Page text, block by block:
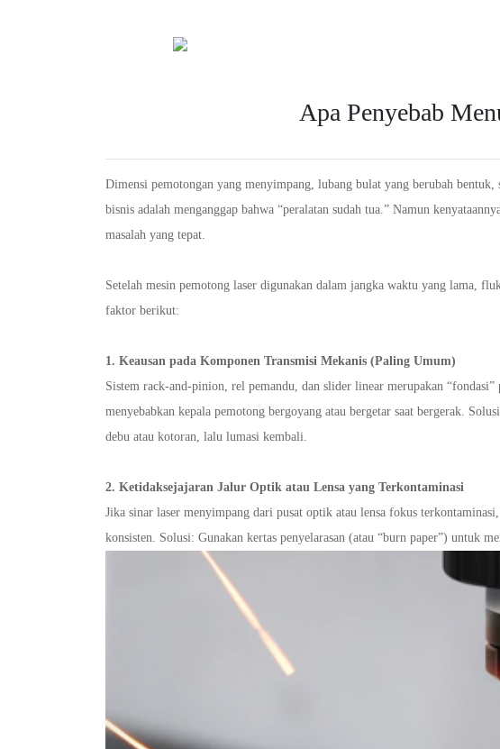
Apa Penyebab
Dimensi pemotongan yang menyimpang, lubang bulat yang berubah
bisnis adalah menganggap bahwa “peralatan sudah tua.” Namun
masalah yang tepat.
Setelah mesin pemotong laser digunakan dalam jangka waktu yang lama,
faktor berikut:
1. Keausan pada Komponen Transmisi Mekanis (Paling Umum)
Sistem rack-and-pinion, rel pemandu, dan slider linear merupakan
menyebabkan kepala pemotong bergoyang atau bergetar saat bergerak.
debu atau kotoran, lalu lumasi kembali.
2. Ketidaksejajaran Jalur Optik atau Lensa yang Terkontaminasi
Jika sinar laser menyimpang dari pusat optik atau lensa fokus
konsisten. Solusi: Gunakan kertas penyelarasan (atau “burn paper”) untuk